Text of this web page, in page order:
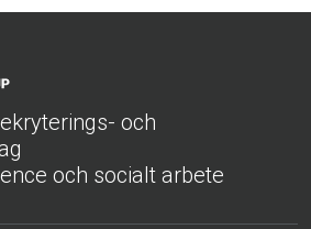
och
och socialt arbete